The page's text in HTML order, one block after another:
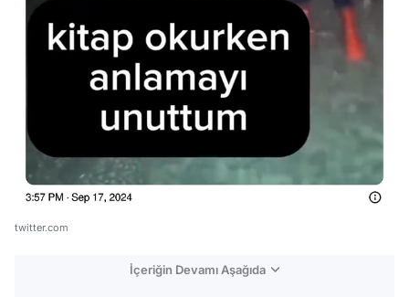
twitter.com
İçeriğin Devamı Aşağıda